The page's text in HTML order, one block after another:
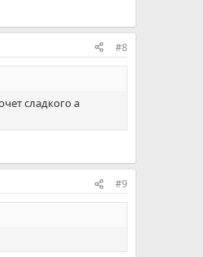
#8
сладкого а
#9